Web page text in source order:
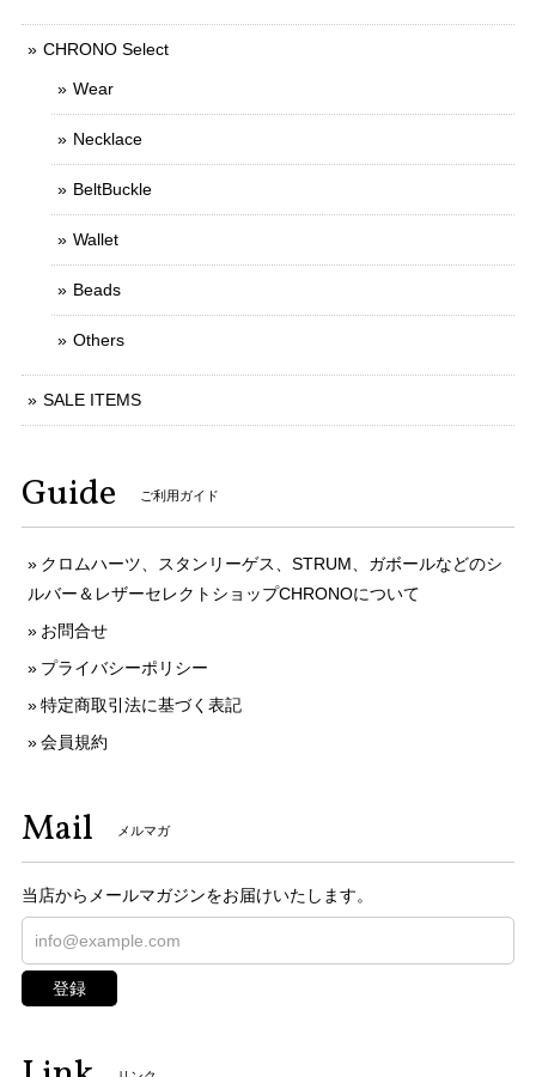
CHRONO Select
Wear
Necklace
BeltBuckle
Wallet
Beads
Others
SALE ITEMS
Guide ご利用ガイド
クロムハーツ、スタンリーゲス、STRUM、ガボールなどのシ
ルバー＆レザーセレクトショップCHRONOについて
お問合せ
プライバシーポリシー
特定商取引法に基づく表記
会員規約
Mail メルマガ
当店からメールマガジンをお届けいたします。
登録